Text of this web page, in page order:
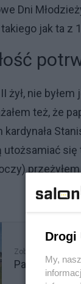
Dni
jak ta z
żył, nie
też, że
utożsamiać
Zobacz także
Papieskie
Drogi
My,